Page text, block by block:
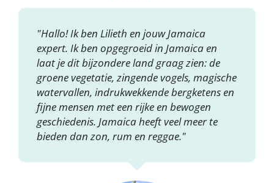
"Hallo! Ik ben Lilieth en jouw Jamaica
expert. Ik ben opgegroeid in Jamaica en
laat je dit bijzondere land graag zien: de
groene vegetatie, zingende vogels, magische
watervallen, indrukwekkende bergketens en
fijne mensen met een rijke en bewogen
geschiedenis. Jamaica heeft veel meer te
bieden dan zon, rum en reggae."